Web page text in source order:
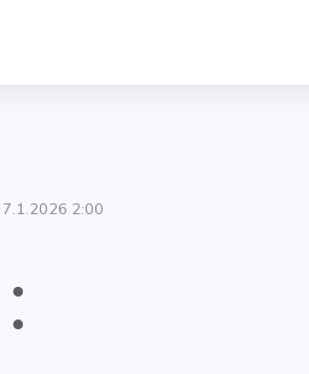
7.1.2026 2:00
: